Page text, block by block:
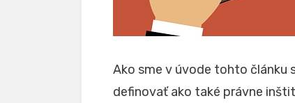
Ako sme v úvode tohto článku
definovať ako také právne